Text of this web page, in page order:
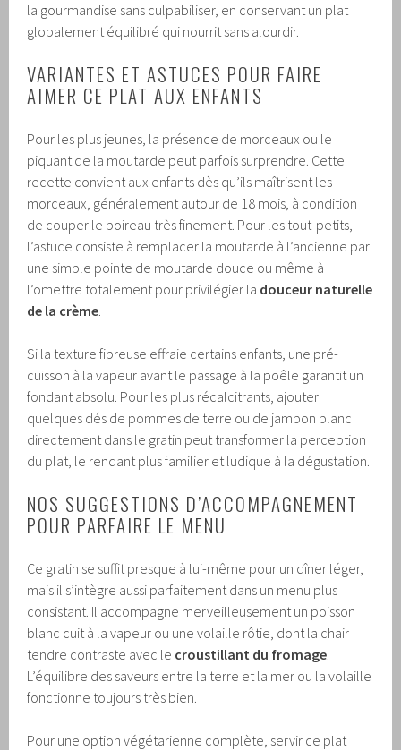
la gourmandise sans culpabiliser, en conservant un plat
globalement équilibré qui nourrit sans alourdir.
VARIANTES ET ASTUCES POUR FAIRE
AIMER CE PLAT AUX ENFANTS
Pour les plus jeunes, la présence de morceaux ou le
piquant de la moutarde peut parfois surprendre. Cette
recette convient aux enfants dès qu’ils maîtrisent les
morceaux, généralement autour de 18 mois, à condition
de couper le poireau très finement. Pour les tout-petits,
l’astuce consiste à remplacer la moutarde à l’ancienne par
une simple pointe de moutarde douce ou même à
l’omettre totalement pour privilégier la douceur naturelle
de la crème
Si la texture fibreuse effraie certains enfants, une pré-
cuisson à la vapeur avant le passage à la poêle garantit un
fondant absolu. Pour les plus récalcitrants, ajouter
quelques dés de pommes de terre ou de jambon blanc
directement dans le gratin peut transformer la perception
du plat, le rendant plus familier et ludique à la dégustation.
NOS SUGGESTIONS D’ACCOMPAGNEMENT
POUR PARFAIRE LE MENU
Ce gratin se suffit presque à lui-même pour un dîner léger,
mais il s’intègre aussi parfaitement dans un menu plus
consistant. Il accompagne merveilleusement un poisson
blanc cuit à la vapeur ou une volaille rôtie, dont la chair
tendre contraste avec le croustillant du fromage
L’équilibre des saveurs entre la terre et la mer ou la volaille
fonctionne toujours très bien.
Pour une option végétarienne complète, servir ce plat